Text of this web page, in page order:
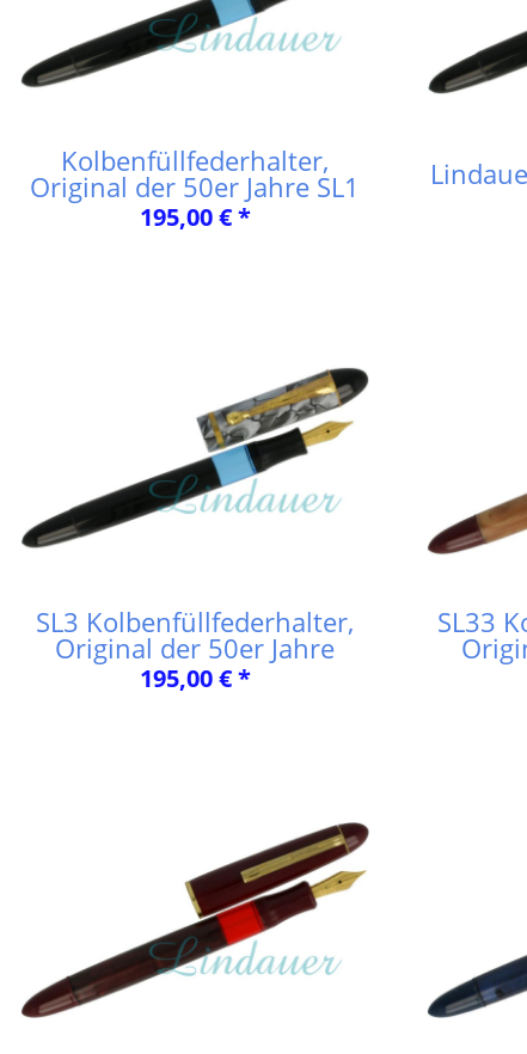
Kolbenfüllfederhalter,
Original der 50er Jahre SL1
195,00 € *
SL3 Kolbenfüllfederhalter,
Original der 50er Jahre
195,00 € *
SL33